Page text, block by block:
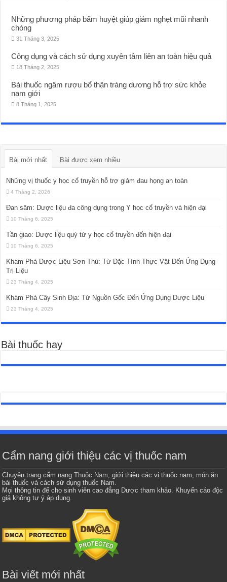
Những phương pháp bấm huyệt giúp giảm nghẹt mũi nhanh
chóng
31 Tháng 3, 2025
Công dụng và cách sử dụng xuyên tâm liên an toàn hiệu quả
18 Tháng 2, 2025
Bài thuốc ngâm rượu bổ thận tráng dương hỗ trợ sức khỏe
nam giới
8 Tháng 1, 2025
Bài mới nhất Bài được xem nhiều
Những vị thuốc y học cổ truyền hỗ trợ giảm đau họng an toàn
4 Tháng 2, 2026
Đan sâm: Dược liệu đa công dụng trong Y học cổ truyền và hiện đại
10 Tháng 6, 2025
Tần giao: Dược liệu quý từ y học cổ truyền đến hiện đại
10 Tháng 6, 2025
Khám Phá Dược Liệu Sơn Thù: Từ Đặc Tính Thực Vật Đến Ứng Dụng
Trị Liệu
23 Tháng 4, 2025
Khám Phá Cây Sinh Địa: Từ Nguồn Gốc Đến Ứng Dụng Dược Liệu
23 Tháng 4, 2025
Bài thuốc hay
Cẩm nang giới thiệu các vị thuốc nam
Chuyên trang cẩm nangThuốc Nam, giới thiệu các vị thuốc nam, món ăn
bài thuốc và cách sử dụng thuốc Nam.
Mọi thông tin để cho sinh viên cao đẳng Dược tham khảo. Khuyến cáo độc
giả không tự ý áp dụng.
Bài viết mới nhất